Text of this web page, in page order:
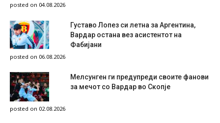
posted on 04.08.2026
Густаво Лопез си летна за Аргентина,
Вардар остана вез асистентот на
Фабијани
posted on 06.08.2026
Мелсунген ги предупреди своите фанови
за мечот со Вардар во Скопје
posted on 02.08.2026